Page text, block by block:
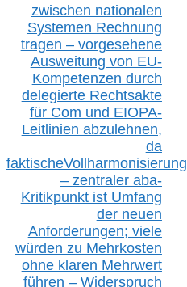
zwischen nationalen
Systemen Rechnung
tragen – vorgesehene
Ausweitung von EU-
Kompetenzen durch
delegierte Rechtsakte
für Com und EIOPA-
Leitlinien abzul ehnen,
da
faktischeVollharmonisierung
– zentraler aba-
Kritikpunkt ist Umfang
der neuen
Anforderungen; viele
würden zu Mehrkosten
ohne klaren Mehrwert
führen – Widerspruch